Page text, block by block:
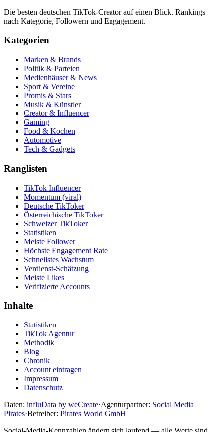
Die besten deutschen TikTok-Creator auf einen Blick. Rankings
nach Kategorie, Followern und Engagement.
Kategorien
Marken & Brands
Politik & Parteien
Medienhäuser & News
Sport & Vereine
Promis & Stars
Musik & Künstler
Creator & Influencer
Gaming
Food & Kochen
Automotive
Tech & Gadgets
Ranglisten
TikTok Influencer
Momentum (viral)
Deutsche TikToker
Österreichische TikToker
Schweizer TikToker
Statistiken
Meiste Follower
Höchste Engagement Rate
Schnellstes Wachstum
Verdienst-Schätzung
Meiste Likes
Verifizierte Accounts
Inhalte
Statistiken
TikTok Agentur
Methodik
Blog
Chronik
Account eintragen
Impressum
Datenschutz
Daten: influData by weCreate·Agenturpartner: Social Media
Pirates·Betreiber: Pirates World GmbH
Social-Media-Kennzahlen ändern sich laufend — alle Werte sind